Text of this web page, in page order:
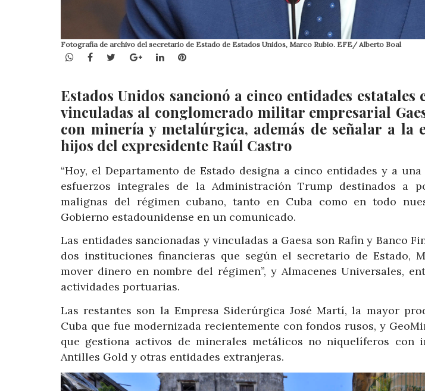
Fotografía de archivo del secretario de Estado de Estados Unidos, Marco Rubio. EFE/ Alberto Boal
WhatsApp
Facebook
TwitterGoogle+LinkedInPinterest
Estados Unidos sancionó a cinco entidades estatales
vinculadas al conglomerado militar empresarial
con minería y metalúrgica, además de señalar a la
hijos del expresidente Raúl Castro
“Hoy, el Departamento de Estado designa a cinco entidades y a
esfuerzos integrales de la Administración Trump destinados a
malignas del régimen cubano, tanto en Cuba como en todo
Gobierno estadounidense en un comunicado.
Las entidades sancionadas y vinculadas a Gaesa son Rafin y Banco
dos instituciones financieras que según el secretario de Estado,
mover dinero en nombre del régimen”, y Almacenes Universales,
actividades portuarias.
Las restantes son la Empresa Siderúrgica José Martí, la mayor
Cuba que fue modernizada recientemente con fondos rusos, y
que gestiona activos de minerales metálicos no niquelíferos con
Antilles Gold y otras entidades extranjeras.